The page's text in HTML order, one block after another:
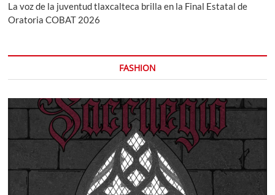
La voz de la juventud tlaxcalteca brilla en la Final Estatal de
Oratoria COBAT 2026
FASHION